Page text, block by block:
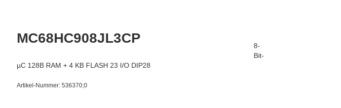
MC68HC908JL3CP
8-
Bit-
µC 128B RAM + 4 KB FLASH 23 I/O DIP28
Artikel-Nummer: 536370;0